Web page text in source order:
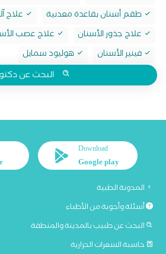
طقم أسنان بقاعدة معدنية
علاج
علاج جذور الأسنان
علاج عصب
فينير الأسنان
هوليود سمايل
البحث عن
Download
Google play
المدونة الطبية
أسئلة وأجوبة من الأطباء
البحث عن طبيب بالمدينة والمنطقة
حاسبة السعرات الحرارية